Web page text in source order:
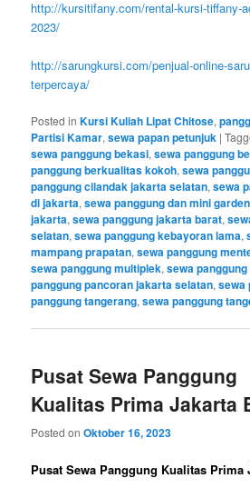
http://kursitifany.com/rental-kursi-tiffany-
2023/
http://sarungkursi.com/penjual-online-
terpercaya/
Posted in Kursi Kuliah Lipat Chitose,
Partisi Kamar,sewa papan petunjuk |
sewa panggung bekasi,sewa panggung
panggung berkualitas kokoh,sewa
panggung cilandak jakarta selatan,sewa
di jakarta,sewa panggung dan mini garden
jakarta,sewa panggung jakarta barat,
selatan,sewa panggung kebayoran lama,
mampang prapatan,sewa panggung
sewa panggung multiplek,sewa
panggung pancoran jakarta selatan,sewa
panggung tangerang,sewa panggung
Pusat Sewa Panggung
Kualitas Prima Jakarta
Posted onOktober 16, 2023
Pusat Sewa Panggung Kualitas Prima